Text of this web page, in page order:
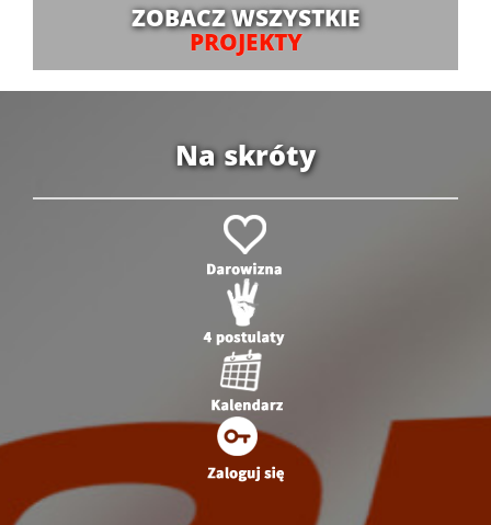
ZOBACZ WSZYSTKIE
PROJEKTY
Na skróty